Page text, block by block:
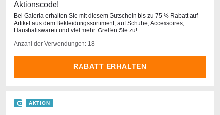
Aktionscode!
Bei Galeria erhalten Sie mit diesem Gutschein bis zu 75 % Rabatt auf
Artikel aus dem Bekleidungssortiment, auf Schuhe, Accessoires,
Haushaltswaren und viel mehr. Greifen Sie zu!
Anzahl der Verwendungen: 18
RABATT ERHALTEN
AKTION